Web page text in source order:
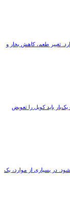
تغییر طعم، کاهش بخار و
باید کویل را تعویض
در بسیاری از موارد، یک